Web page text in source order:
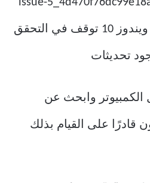
الكمبيوتر وابحث عن
قادرًا على القيام بذلك